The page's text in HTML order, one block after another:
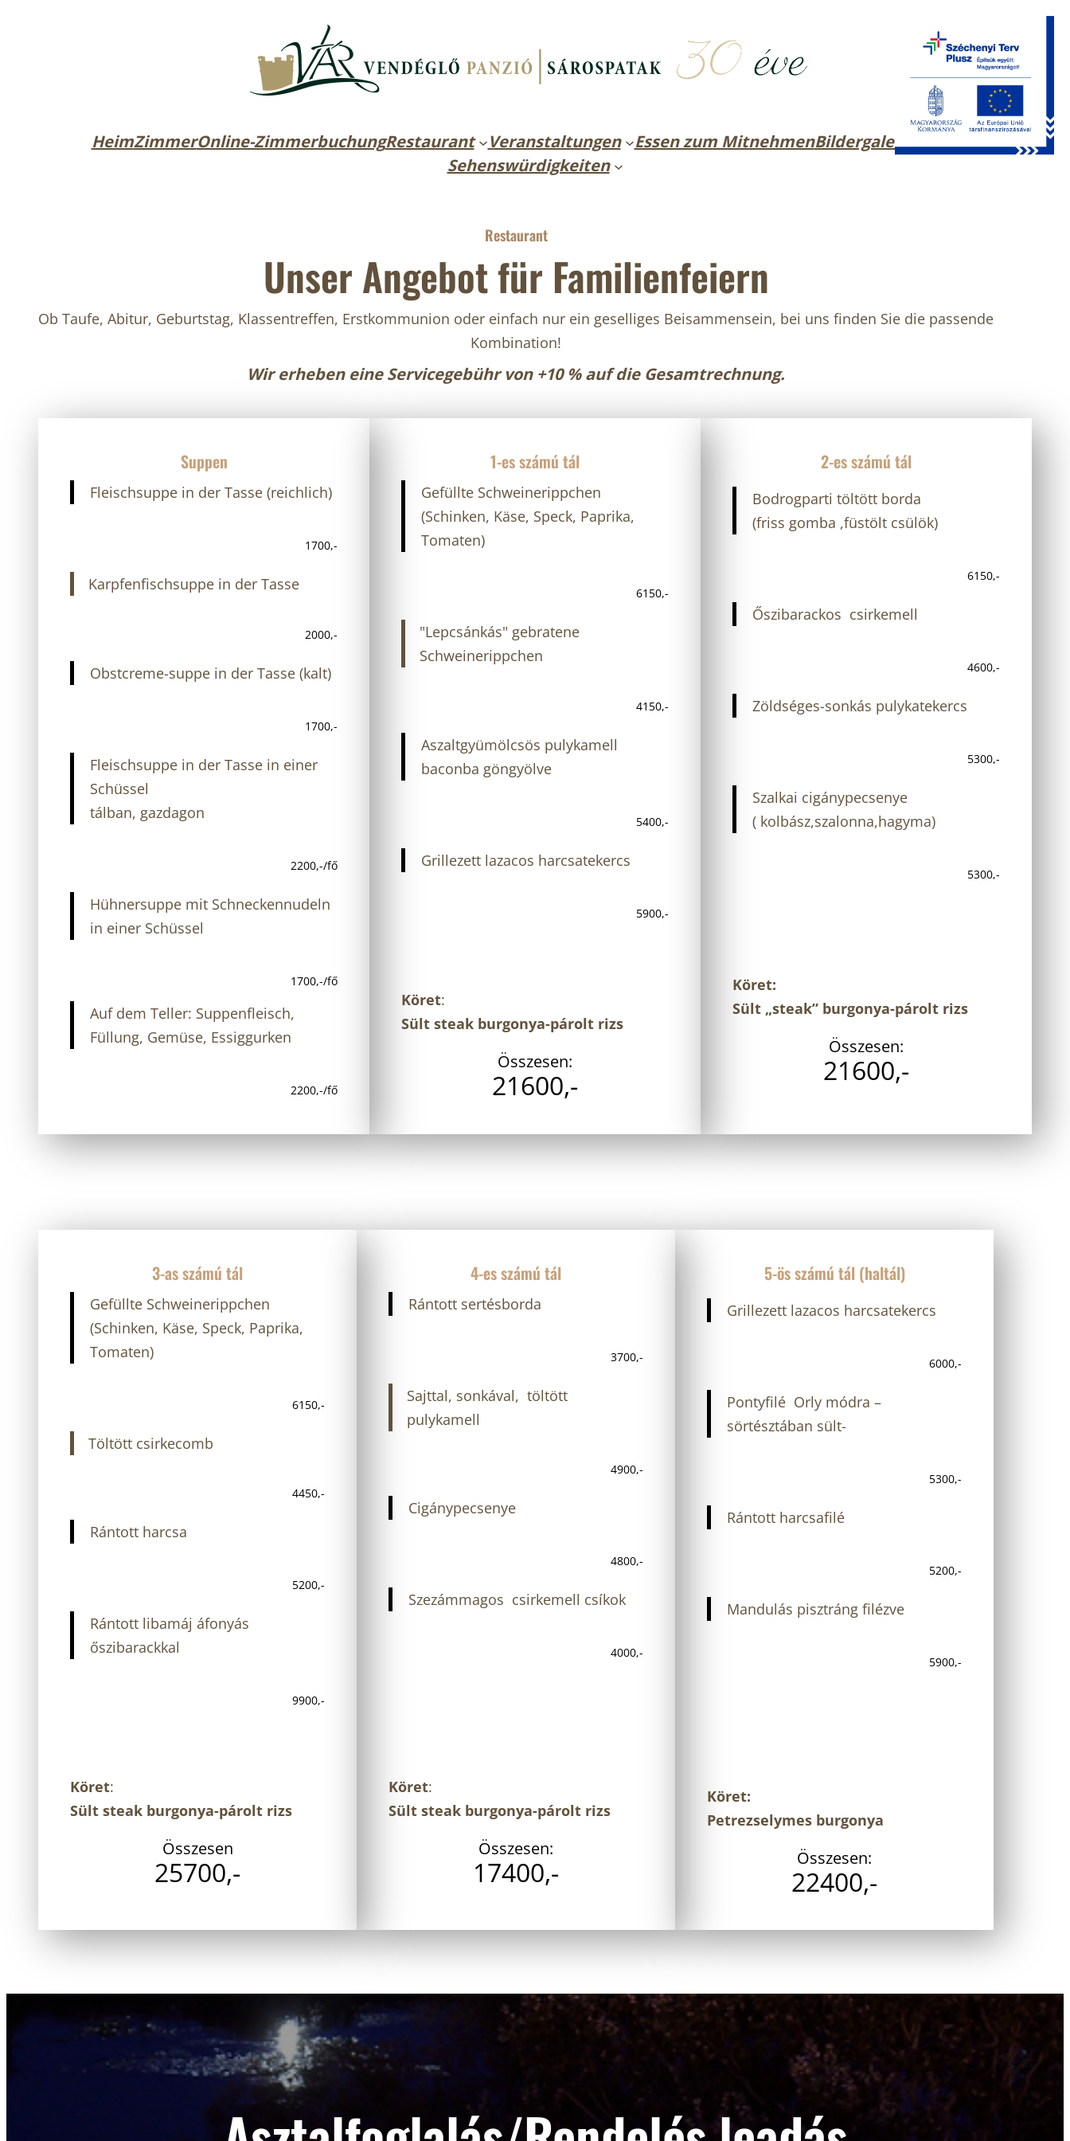
HeimZimmerOnline-ZimmerbuchungRestaurant Veranstaltungen Essen zum MitnehmenBildergalerieKontakt
Sehenswürdigkeiten
Restaurant
Unser Angebot für Familienfeiern
Ob Taufe, Abitur, Geburtstag, Klassentreffen, Erstkommunion oder einfach nur ein geselliges Beisammensein, bei uns finden Sie die passende
Kombination!
Wir erheben eine Servicegebühr von +10 % auf die Gesamtrechnung.
Suppen
Fleischsuppe in der Tasse (reichlich)
1700,-
Karpfenfischsuppe in der Tasse
2000,-
Obstcreme-suppe in der Tasse (kalt)
1700,-
Fleischsuppe in der Tasse in einer
Schüssel
tálban, gazdagon
2200,-/fő
Hühnersuppe mit Schneckennudeln
in einer Schüssel
1700,-/fő
Auf dem Teller: Suppenfleisch,
Füllung, Gemüse, Essiggurken
2200,-/fő
1-es számú tál
Gefüllte Schweinerippchen
(Schinken, Käse, Speck, Paprika,
Tomaten)
6150,-
"Lepcsánkás" gebratene
Schweinerippchen
4150,-
Aszaltgyümölcsös pulykamell
baconba göngyölve
5400,-
Grillezett lazacos harcsatekercs
5900,-
Köret:
Sült steak burgonya-párolt rizs
Összesen:
21600,-
2-es számú tál
Bodrogparti töltött borda
(friss gomba ,füstölt csülök)
6150,-
Őszibarackos csirkemell
4600,-
Zöldséges-sonkás pulykatekercs
5300,-
Szalkai cigánypecsenye
( kolbász,szalonna,hagyma)
5300,-
Köret:
Sült „steak” burgonya-párolt rizs
Összesen:
21600,-
3-as számú tál
Gefüllte Schweinerippchen
(Schinken, Käse, Speck, Paprika,
Tomaten)
6150,-
Töltött csirkecomb
4450,-
Rántott harcsa
5200,-
Rántott libamáj áfonyás
őszibarackkal
9900,-
Köret:
Sült steak burgonya-párolt rizs
Összesen
25700,-
4-es számú tál
Rántott sertésborda
3700,-
Sajttal, sonkával, töltött
pulykamell
4900,-
Cigánypecsenye
4800,-
Szezámmagos csirkemell csíkok
4000,-
Köret:
Sült steak burgonya-párolt rizs
Összesen:
17400,-
5-ös számú tál (haltál)
Grillezett lazacos harcsatekercs
6000,-
Pontyfilé Orly módra –
sörtésztában sült-
5300,-
Rántott harcsafilé
5200,-
Mandulás pisztráng filézve
5900,-
Köret:
Petrezselymes burgonya
Összesen:
22400,-